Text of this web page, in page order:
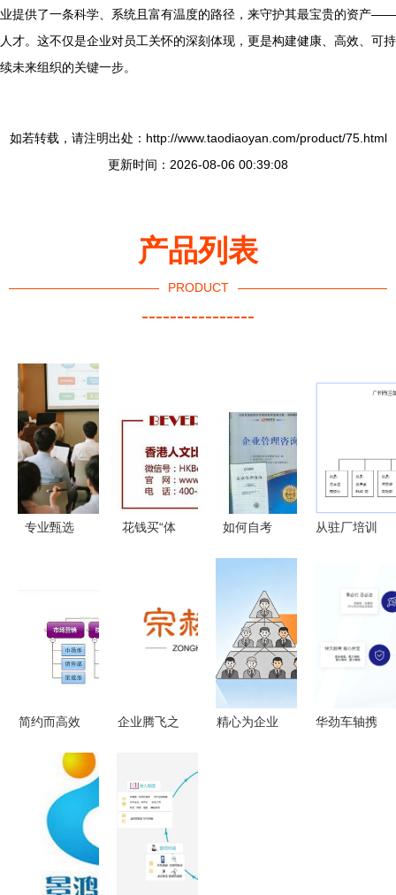
业提供了一条科学、系统且富有温度的路径，来守护其最宝贵的资产——
人才。这不仅是企业对员工关怀的深刻体现，更是构建健康、高效、可持
续未来组织的关键一步。
如若转载，请注明出处：http://www.taodiaoyan.com/product/75.html
更新时间：2026-08-06 00:39:08
产品列表
PRODUCT
----------------
专业甄选
力测评与推
花钱买“体
管控咨询？
如何自考
书物尽其用
——必过亚
马逊的标委
会推荐攻略
从驻厂培训
能制造型企
的管理咨询
简约而高效
理系统的构
建设想
企业腾飞之
业之尺量度
转型之路？
精心为企业
华劲车轴携